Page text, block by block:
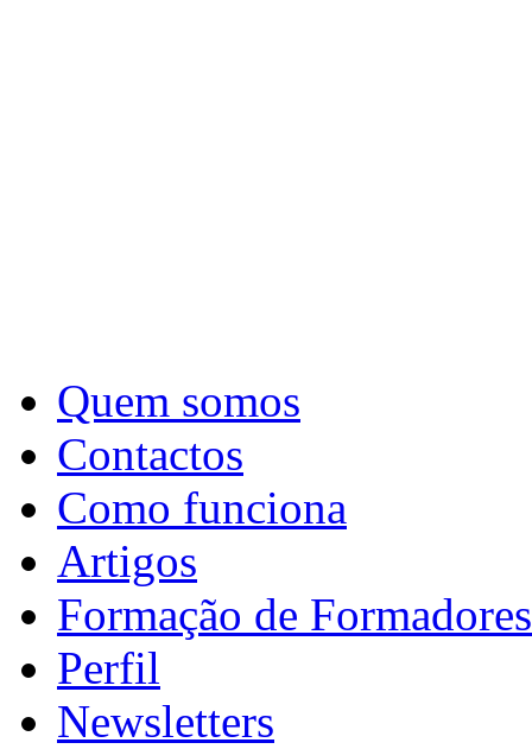
Quem somos
Contactos
Como funciona
Artigos
Formação de Formadores
Perfil
Newsletters